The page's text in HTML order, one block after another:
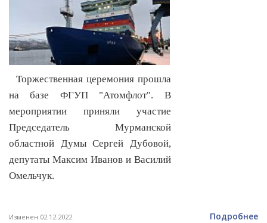
Торжественная церемония прошла
на базе ФГУП "Атомфлот". В
мероприятии приняли участие
Председатель Мурманской
областной Думы Сергей Дубовой,
депутаты Максим Иванов и Василий
Омельчук.
Изменен 02.12.2022 Подробнее